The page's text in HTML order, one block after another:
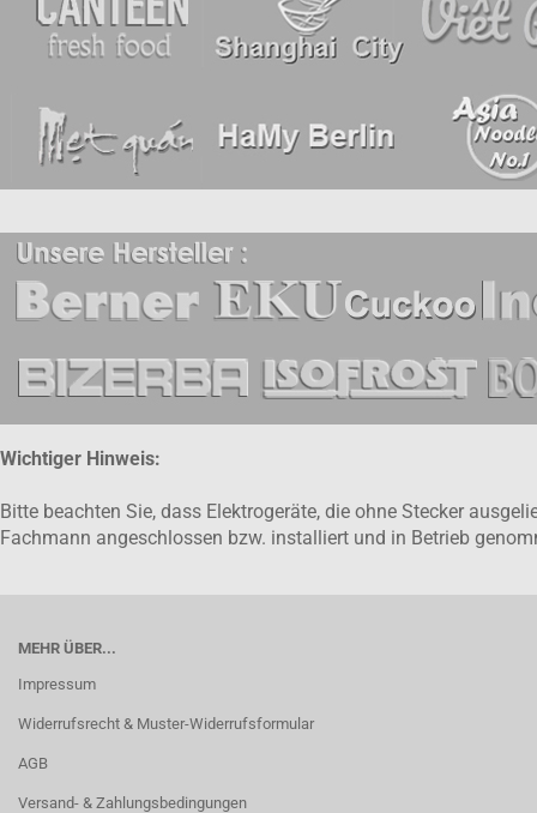
Wichtiger Hinweis:
Bitte beachten Sie, dass Elektrogeräte, die ohne Stecker
Fachmann angeschlossen bzw. installiert und in Betrieb
MEHR ÜBER...
Impressum
Widerrufsrecht & Muster-Widerrufsformular
AGB
Versand- & Zahlungsbedingungen